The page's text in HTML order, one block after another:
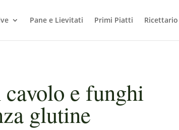
Pane e Lievitati Primi Piatti Ricettario
e funghi
glutine